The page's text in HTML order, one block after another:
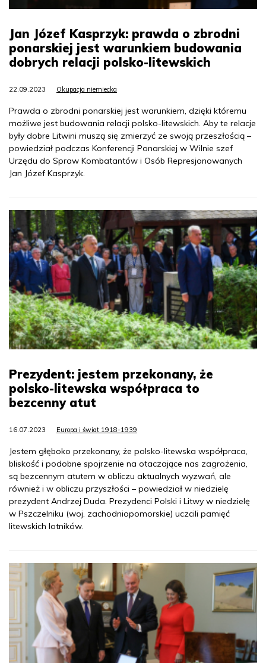
Jan Józef Kasprzyk: prawda o zbrodni
ponarskiej jest warunkiem budowania
dobrych relacji polsko-litewskich
22.09.2023 Okupacja niemiecka
Prawda o zbrodni ponarskiej jest warunkiem, dzięki któremu
możliwe jest budowania relacji polsko-litewskich. Aby te relacje
były dobre Litwini muszą się zmierzyć ze swoją przeszłością –
powiedział podczas Konferencji Ponarskiej w Wilnie szef
Urzędu do Spraw Kombatantów i Osób Represjonowanych
Jan Józef Kasprzyk.
Prezydent: jestem przekonany, że
polsko-litewska współpraca to
bezcenny atut
16.07.2023 Europa i świat 1918-1939
Jestem głęboko przekonany, że polsko-litewska współpraca,
bliskość i podobne spojrzenie na otaczające nas zagrożenia,
są bezcennym atutem w obliczu aktualnych wyzwań, ale
również i w obliczu przyszłości – powiedział w niedzielę
prezydent Andrzej Duda. Prezydenci Polski i Litwy w niedzielę
w Pszczelniku (woj. zachodniopomorskie) uczcili pamięć
litewskich lotników.